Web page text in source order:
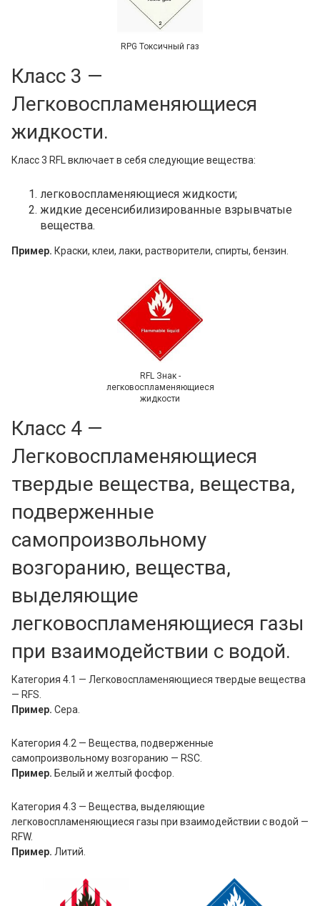
RPG Токсичный газ
Класс 3 —
Легковоспламеняющиеся
жидкости.
Класс 3 RFL включает в себя следующие вещества:
легковоспламеняющиеся жидкости;
жидкие десенсибилизированные взрывчатые
вещества.
Пример. Краски, клеи, лаки, растворители, спирты, бензин.
RFL Знак -
легковоспламеняющиеся
жидкости
Класс 4 —
Легковоспламеняющиеся
твердые вещества, вещества,
подверженные
самопроизвольному
возгоранию, вещества,
выделяющие
легковоспламеняющиеся газы
при взаимодействии с водой.
Категория 4.1 — Легковоспламеняющиеся твердые вещества
— RFS.
Пример. Сера.
Категория 4.2 — Вещества, подверженные
самопроизвольному возгоранию — RSC.
Пример. Белый и желтый фосфор.
Категория 4.3 — Вещества, выделяющие
легковоспламеняющиеся газы при взаимодействии с водой —
RFW.
Пример. Литий.